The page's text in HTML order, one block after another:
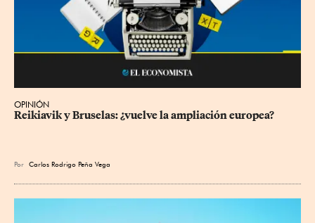
OPINIÓN
Reikiavik y Bruselas: ¿vuelve la ampliación europea?
Por Carlos Rodrigo Peña Vega